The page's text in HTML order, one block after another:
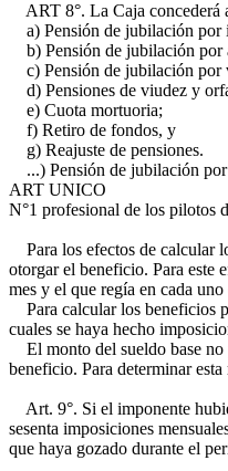
ART 8°. La Caja concederá
a) Pensión de jubilación por
b) Pensión de jubilación por
c) Pensión de jubilación por
d) Pensiones de viudez y
e) Cuota mortuoria;
f) Retiro de fondos, y
g) Reajuste de pensiones.
...) Pensión de jubilación
ART UNICO
N°1 profesional de los pilotos
Para los efectos de calcular
otorgar el beneficio. Para este
mes y el que regía en cada
Para calcular los beneficios
cuales se haya hecho
El monto del sueldo base no
beneficio. Para determinar
Art. 9°. Si el imponente
sesenta imposiciones
que haya gozado durante el